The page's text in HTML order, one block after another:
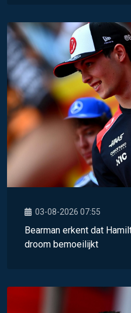
03-08-2026 07:55
Bearman erkent dat
droom bemoeilijkt